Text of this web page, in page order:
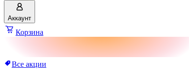
Аккаунт
Корзина
Все акции